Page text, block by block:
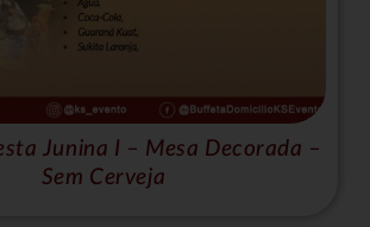
Junina I – Mesa Decorada –
Sem Cerveja